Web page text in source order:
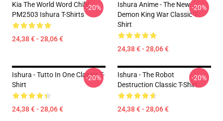
Kia The World Word Chibi
PM2503 Ishura T-Shirts
24,38 € - 28,06 €
-20%
Ishura Anime - The New
Demon King War Classic T-
Shirt
24,38 € - 28,06 €
-20%
Ishura - Tutto In One Classic T-
Shirt
24,38 € - 28,06 €
-20%
Ishura - The Robot
Destruction Classic T-Shirt
24,38 € - 28,06 €
-20%